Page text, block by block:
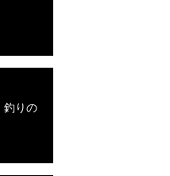
釣りの